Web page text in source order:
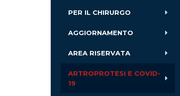
PER IL CHIRURGO
AGGIORNAMENTO
AREA RISERVATA
ARTROPROTESI E COVID-
19